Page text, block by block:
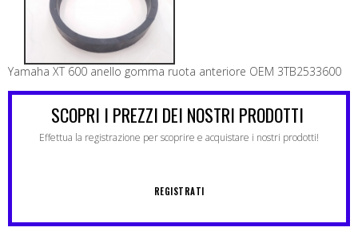
Yamaha XT 600 anello gomma ruota anteriore OEM 3TB2533600
SCOPRI I PREZZI DEI NOSTRI PRODOTTI
Effettua la registrazione per scoprire e acquistare i nostri prodotti!
REGISTRATI